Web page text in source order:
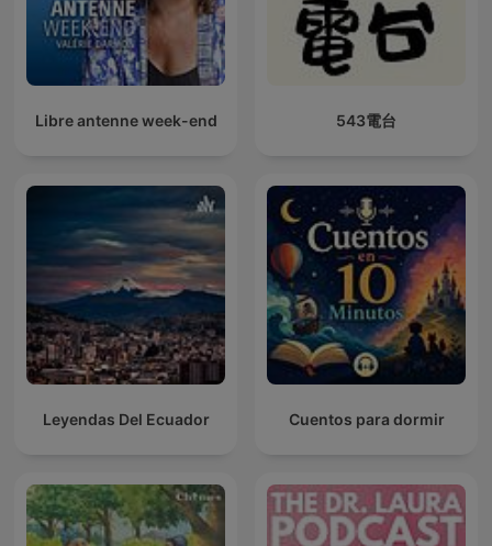
Libre antenne week-end 543電台
Leyendas Del Ecuador Cuentos para dormir